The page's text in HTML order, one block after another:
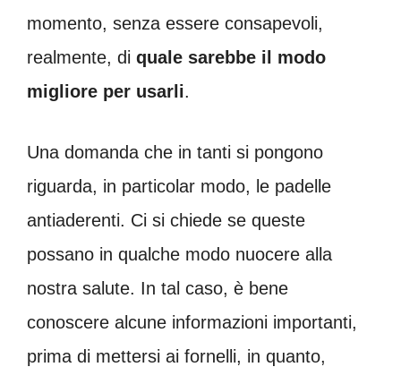
momento, senza essere consapevoli,
realmente, di quale sarebbe il modo
migliore per usarli.
Una domanda che in tanti si pongono
riguarda, in particolar modo, le padelle
antiaderenti. Ci si chiede se queste
possano in qualche modo nuocere alla
nostra salute. In tal caso, è bene
conoscere alcune informazioni importanti,
prima di mettersi ai fornelli, in quanto,